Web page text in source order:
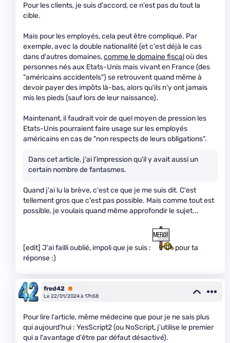
Pour les clients, je suis d'accord, ce n'est pas du tout la
cible.
Mais pour les employés, cela peut être compliqué. Par
exemple, avec la double nationalité (et c'est déjà le cas
dans d'autres domaines,comme le domaine fiscaloù des
personnes nés aux Etats-Unis mais vivant en France (des
"américains accidentels") se retrouvent quand même à
devoir payer des impôts là-bas, alors qu'ils n'y ont jamais
mis les pieds (sauf lors de leur naissance).
Maintenant, il faudrait voir de quel moyen de pression les
Etats-Unis pourraient faire usage sur les employés
américains en cas de "non respects de leurs obligations".
Dans cet article, j'ai l'impression qu'il y avait aussi un
certain nombre de fantasmes.
Quand j'ai lu la brève, c'est ce que je me suis dit. C'est
tellement gros que c'est pas possible. Mais comme tout est
possible, je voulais quand même approfondir le sujet...
[edit] J'ai failli oublié, impoli que je suis :
pour ta
réponse :)
fred42 Premium
Le 22/01/2024 à 17h58
Pour lire l'article, même médecine que pour je ne sais plus
qui aujourd'hui : YesScript2 (ou NoScript, j'utilise le premier
qui a l'avantage d'être par défaut désactivé).